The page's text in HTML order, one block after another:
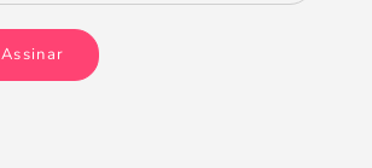
Assinar